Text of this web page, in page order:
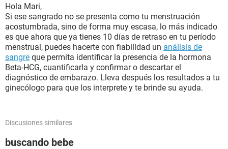
Hola Mari,
Si ese sangrado no se presenta como tu menstruación
acostumbrada, sino de forma muy escasa, lo más indicado
es que ahora que ya tienes 10 días de retraso en tu período
menstrual, puedes hacerte con fiabilidad un análisis de
sangre que permita identificar la presencia de la hormona
Beta-HCG, cuantificarla y confirmar o descartar el
diagnóstico de embarazo. Lleva después los resultados a tu
ginecólogo para que los interprete y te brinde su ayuda.
Discusiones similares
buscando bebe